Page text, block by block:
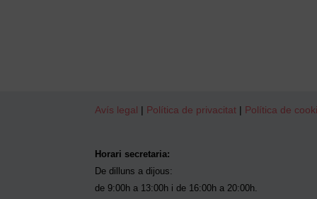
Avís legal | Política de privacitat | Política de
Horari secretaria:
De dilluns a dijous:
de 9:00h a 13:00h i de 16:00h a 20:00h.